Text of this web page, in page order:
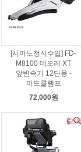
[시마노정식수입] FD-
M8100 데오레 XT
앞변속기 12단용 -
미드클램프
72,000원